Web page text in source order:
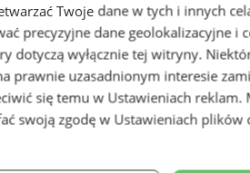
nad Bałtykiem w
Morze
Twoje dane w tych i innych
precyzyjne dane geolokalizacyjne i
dotyczą wyłącznie tej witryny.
prawnie uzasadnionym interesie
się temu w Ustawieniach reklam.
swoją zgodę w Ustawieniach plików